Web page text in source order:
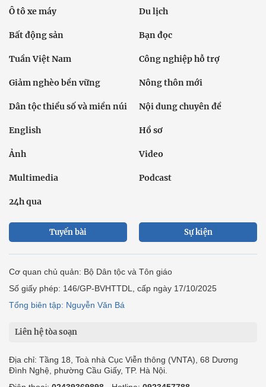
Ô tô xe máy Du lịch
Bất động sản Bạn đọc
Tuần Việt Nam Công nghiệp hỗ trợ
Giảm nghèo bền vững Nông thôn mới
Dân tộc thiểu số và miền núi Nội dung chuyên đề
English Hồ sơ
Ảnh Video
Multimedia Podcast
24h qua
Tuyến bài Sự kiện
Cơ quan chủ quản: Bộ Dân tộc và Tôn giáo
Số giấy phép: 146/GP-BVHTTDL, cấp ngày 17/10/2025
Tổng biên tập: Nguyễn Văn Bá
Liên hệ tòa soạn
Địa chỉ: Tầng 18, Toà nhà Cục Viễn thông (VNTA), 68 Dương
Đình Nghệ, phường Cầu Giấy, TP. Hà Nội.